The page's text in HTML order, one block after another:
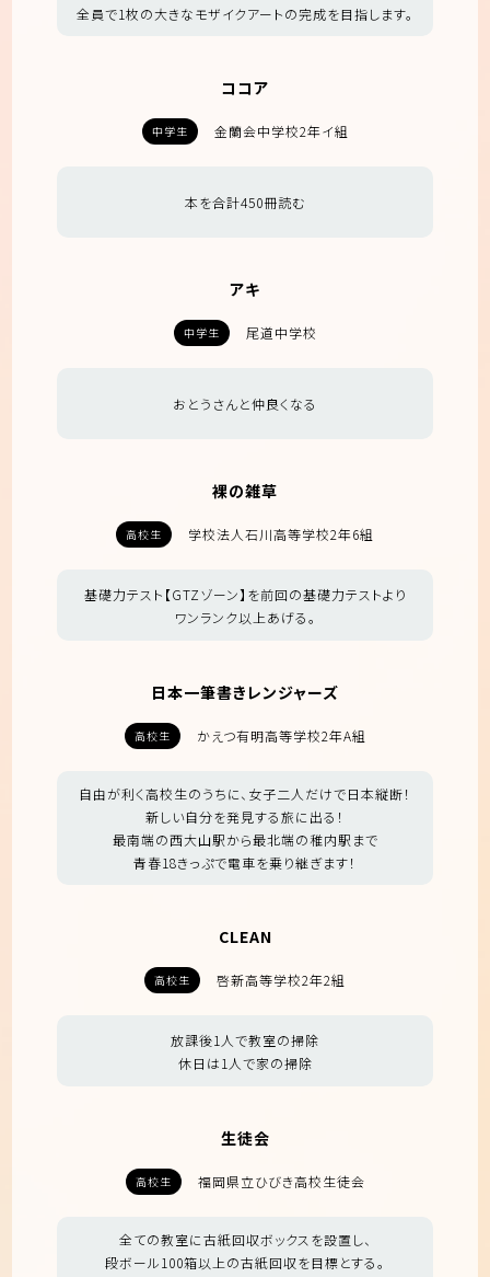
全員で1枚の大きなモザイクアートの完成を目指します。
ココア
中学生 金蘭会中学校2年イ組
本を合計450冊読む
アキ
中学生 尾道中学校
おとうさんと仲良くなる
裸の雑草
高校生 学校法人石川高等学校2年6組
基礎力テスト【GTZゾーン】を前回の基礎力テストより
ワンランク以上あげる。
日本一筆書きレンジャーズ
高校生 かえつ有明高等学校2年A組
自由が利く高校生のうちに、女子二人だけで日本縦断！
新しい自分を発見する旅に出る！
最南端の西大山駅から最北端の稚内駅まで
青春18きっぷで電車を乗り継ぎます！
CLEAN
高校生 啓新高等学校2年2組
放課後1人で教室の掃除
休日は1人で家の掃除
生徒会
高校生 福岡県立ひびき高校生徒会
全ての教室に古紙回収ボックスを設置し、
段ボール100箱以上の古紙回収を目標とする。